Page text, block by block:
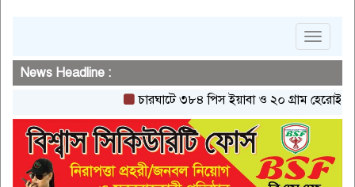
Toggle
News Headline :
চারঘাটে ৩৮৪ পিস ইয়াবা ও ২০ গ্রাম হেরোইনসহ